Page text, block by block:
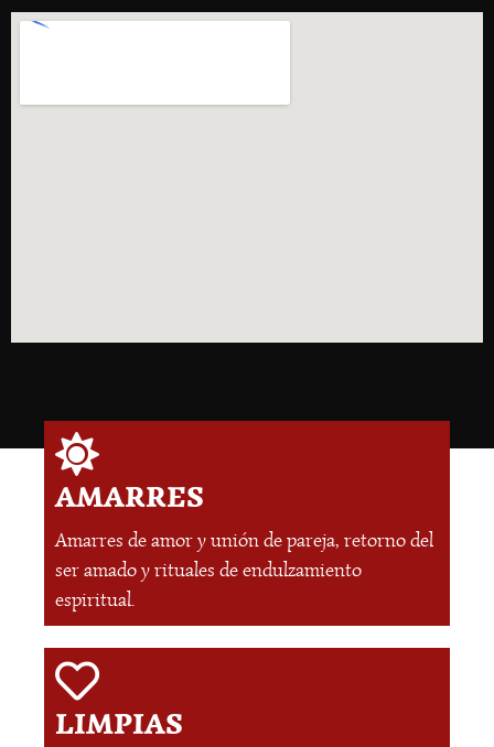
AMARRES
Amarres de amor y unión de pareja, retorno del
ser amado y rituales de endulzamiento
espiritual.
LIMPIAS